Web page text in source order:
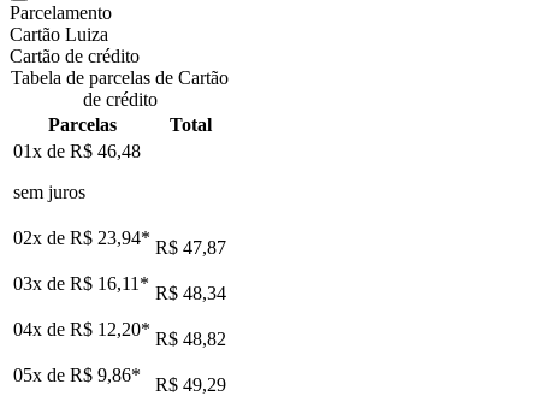
Parcelamento
Cartão Luiza
Cartão de crédito
Tabela de parcelas de Cartão
de crédito
Parcelas
Total
01x de R$ 46,48
sem juros
02x de R$ 23,94* R$ 47,87
03x de R$ 16,11 * R$ 48,34
04x de R$ 12,20* R$ 48,82
05x de R$ 9,86*
R$ 49,29